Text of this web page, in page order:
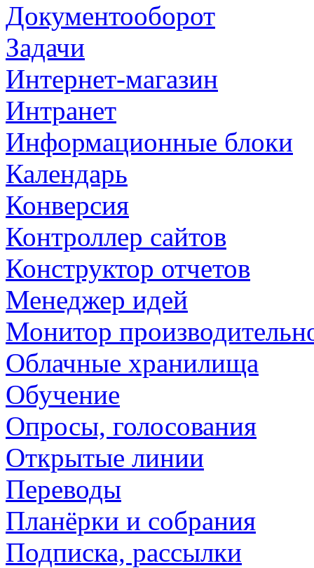
Документооборот
Задачи
Интернет-магазин
Интранет
Информационные блоки
Календарь
Конверсия
Контроллер сайтов
Конструктор отчетов
Менеджер идей
Монитор
Облачные хранилища
Обучение
Опросы, голосования
Открытые линии
Переводы
Планёрки и собрания
Подписка, рассылки